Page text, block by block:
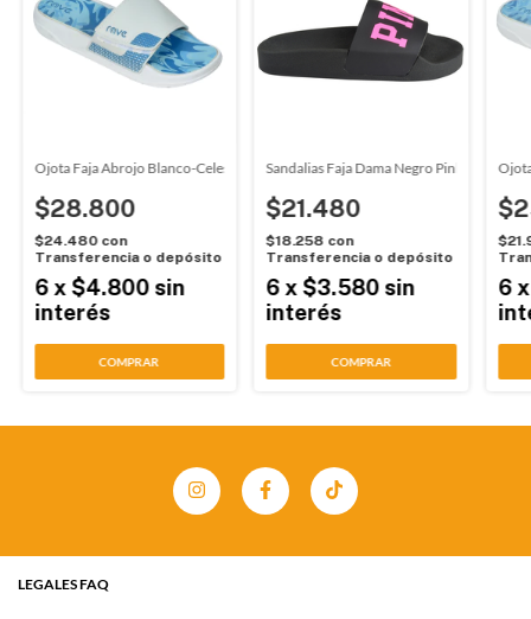
Rave (030403)
Ojota Faja Abrojo Blanco-Celeste Batik Rave (304721)
$28.800
$24.480 con
Transferencia o depósito
6 x$4.800 sin
interés
COMPRAR
Sandalias Faja Dama Negro Pink Sauipe
$21.480
$18.258 con
Transferencia o depósito
6 x$3.580 sin
interés
COMPRAR
6
LEGALES FAQ